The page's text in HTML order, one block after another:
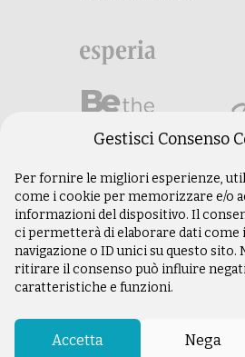
©Copyright 2003 –
Italiano Soka Gakkai. Tutti i
P.IVA: 04935120487 | Sede
Gestisci Consenso
Per fornire le migliori esperienze,
come i cookie per memorizzare e/o
informazioni del dispositivo. Il
ci permetterà di elaborare dati
navigazione o ID unici su questo sito.
ritirare il consenso può influire
caratteristiche e funzioni.
Accetta Nega